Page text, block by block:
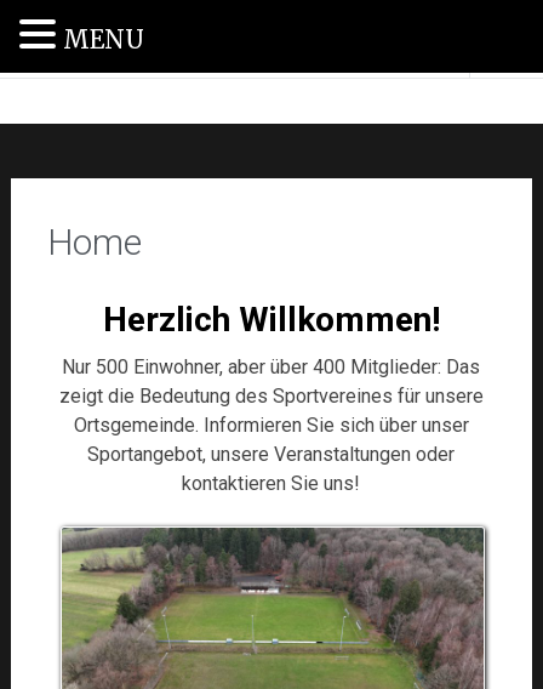
SV Haag 1955 e.V.
Home
Herzlich Willkommen!
Nur 500 Einwohner, aber über 400 Mitglieder: Das
zeigt die Bedeutung des Sportvereines für unsere
Ortsgemeinde. Informieren Sie sich über unser
Sportangebot, unsere Veranstaltungen oder
kontaktieren Sie uns!
MENU